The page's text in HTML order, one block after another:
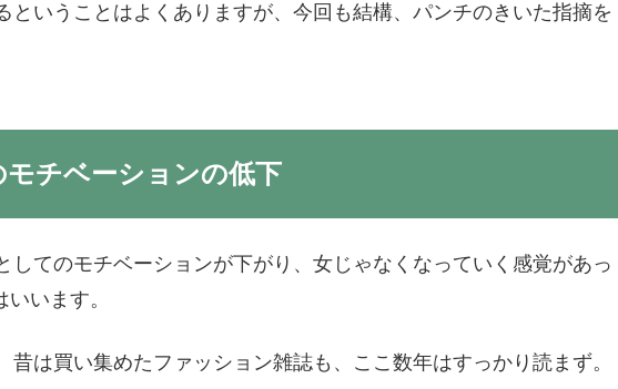
ということはよくありますが、今回も結構、パンチのきいた指摘を
チベーションの低下
してのモチベーションが下がり、女じゃなくなっていく感覚があっ
います。
昔は買い集めたファッション雑誌も、ここ数年はすっかり読まず。